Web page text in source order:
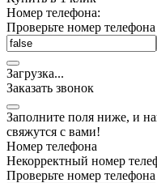
Номер телефона:
Проверьте номер телефона
Загрузка...
Заказать звонок
Заполните поля ниже, и
свяжутся с вами!
Номер телефона
Некорректный номер
Проверьте номер телефона